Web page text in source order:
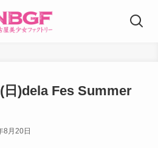
)dela Fes Summer
8月20日